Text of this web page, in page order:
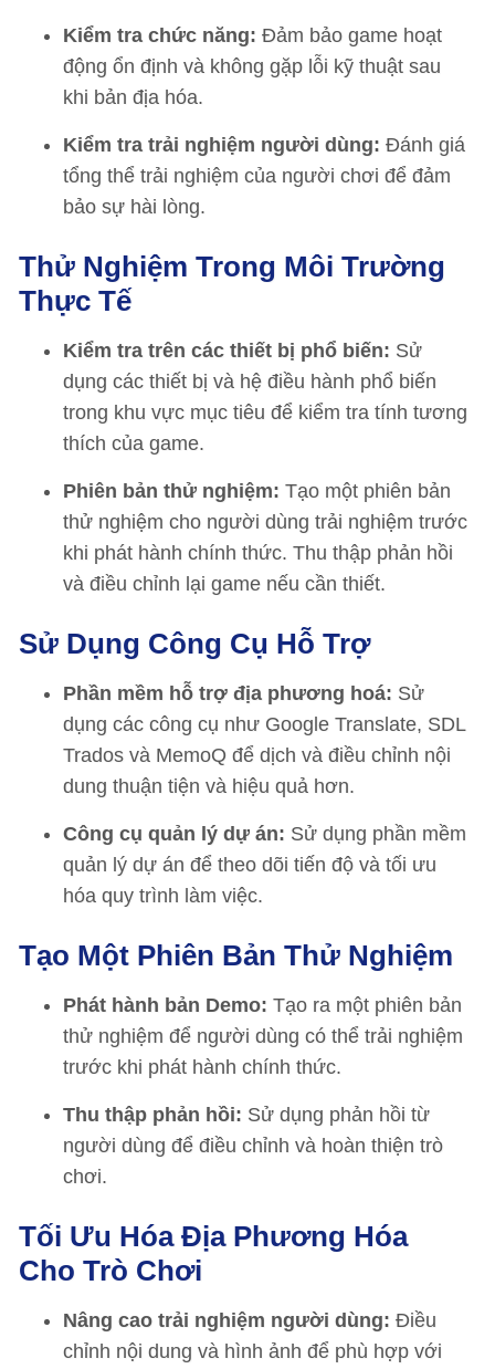
Kiểm tra chức năng: Đảm bảo game hoạt
động ổn định và không gặp lỗi kỹ thuật sau
khi bản địa hóa.
Kiểm tra trải nghiệm người dùng: Đánh giá
tổng thể trải nghiệm của người chơi để đảm
bảo sự hài lòng.
Thử Nghiệm Trong Môi Trường
Thực Tế
Kiểm tra trên các thiết bị phổ biến: Sử
dụng các thiết bị và hệ điều hành phổ biến
trong khu vực mục tiêu để kiểm tra tính tương
thích của game.
Phiên bản thử nghiệm: Tạo một phiên bản
thử nghiệm cho người dùng trải nghiệm trước
khi phát hành chính thức. Thu thập phản hồi
và điều chỉnh lại game nếu cần thiết.
Sử Dụng Công Cụ Hỗ Trợ
Phần mềm hỗ trợ địa phương hoá: Sử
dụng các công cụ như Google Translate, SDL
Trados và MemoQ để dịch và điều chỉnh nội
dung thuận tiện và hiệu quả hơn.
Công cụ quản lý dự án: Sử dụng phần mềm
quản lý dự án để theo dõi tiến độ và tối ưu
hóa quy trình làm việc.
Tạo Một Phiên Bản Thử Nghiệm
Phát hành bản Demo: Tạo ra một phiên bản
thử nghiệm để người dùng có thể trải nghiệm
trước khi phát hành chính thức.
Thu thập phản hồi: Sử dụng phản hồi từ
người dùng để điều chỉnh và hoàn thiện trò
chơi.
Tối Ưu Hóa Địa Phương Hóa
Cho Trò Chơi
Nâng cao trải nghiệm người dùng: Điều
chỉnh nội dung và hình ảnh để phù hợp với